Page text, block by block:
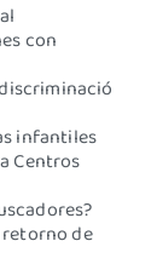
con
infantiles
Centros
de